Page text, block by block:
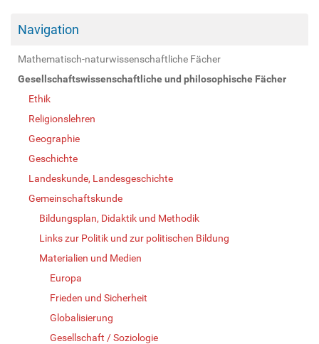
Navigation
Mathematisch-naturwissenschaftliche Fächer
Gesellschaftswissenschaftliche und philosophische Fächer
Ethik
Religionslehren
Geographie
Geschichte
Landeskunde, Landesgeschichte
Gemeinschaftskunde
Bildungsplan, Didaktik und Methodik
Links zur Politik und zur politischen Bildung
Materialien und Medien
Europa
Frieden und Sicherheit
Globalisierung
Gesellschaft / Soziologie